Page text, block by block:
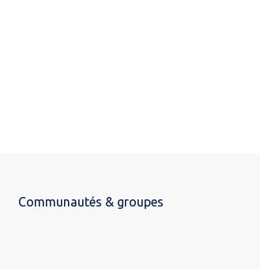
Communautés & groupes